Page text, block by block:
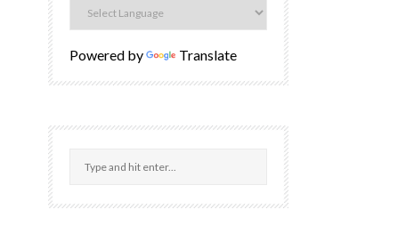
Powered by Translate